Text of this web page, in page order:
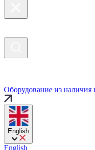
Оборудование из наличия
English
English